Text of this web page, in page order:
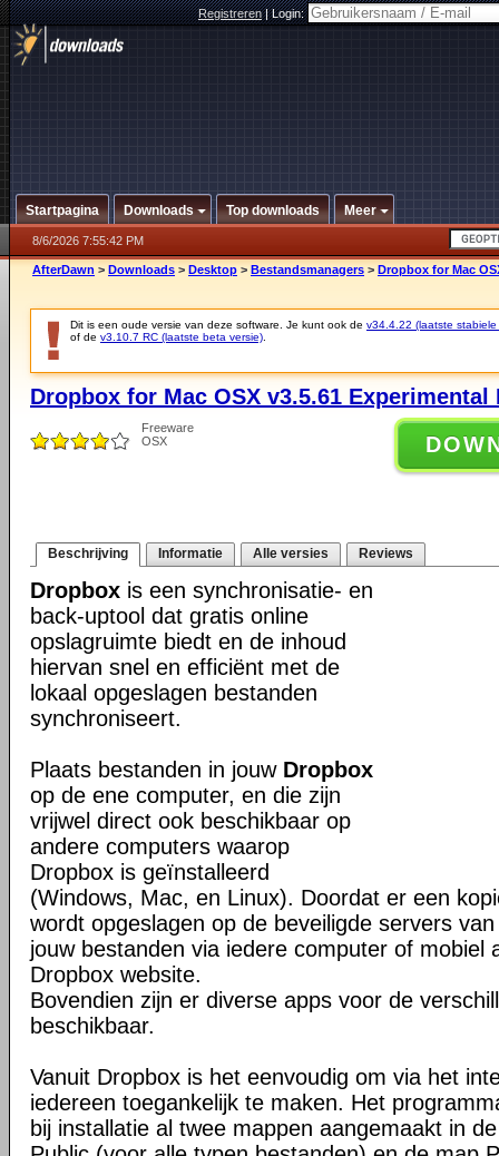
Registreren|Login:
Startpagina Downloads Top downloads Meer
8/6/2026 7:55:42 PM
AfterDawn > Downloads > Desktop > Bestandsmanagers > Dropbox for Mac
Dit is een oude versie van deze software. Je kunt ook de v34.4.22 (laatste stabiele
of de v3.10.7 RC (laatste beta versie)
Dropbox for Mac OSX v3.5.61 Experimental
Freeware
OSX
Beschrijving Informatie Alle versies Reviews
Dropbox is een synchronisatie- en
back-uptool dat gratis online
opslagruimte biedt en de inhoud
hiervan snel en efficiënt met de
lokaal opgeslagen bestanden
synchroniseert.
Plaats bestanden in jouw Dropbox
op de ene computer, en die zijn
vrijwel direct ook beschikbaar op
andere computers waarop
Dropbox is geïnstalleerd
(Windows, Mac, en Linux). Doordat er een
wordt opgeslagen op de beveiligde servers
jouw bestanden via iedere computer of mobiel
Dropbox website.
Bovendien zijn er diverse apps voor de
beschikbaar.
Vanuit Dropbox is het eenvoudig om via het
iedereen toegankelijk te maken. Het
bij installatie al twee mappen aangemaakt in